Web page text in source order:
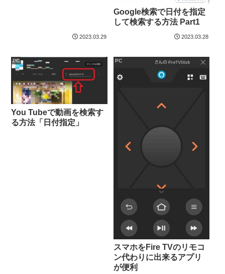
2023.03.29
Google検索で日付を指定
して検索する方法 Part1
2023.03.28
PC
You Tubeで動画を検索す
る方法「日付指定」
PC
スマホをFire TVのリモコ
ン代わりに出来るアプリ
が便利